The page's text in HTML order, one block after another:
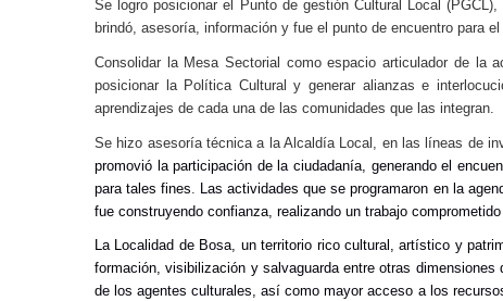
Se logro posicionar el Punto de gestión Cultural Local
brindó, asesoría, información y fue el punto de encuentro para
Consolidar la Mesa Sectorial como espacio articulador de la
posicionar la Política Cultural y generar alianzas e
aprendizajes de cada una de las comunidades que las integran.
Se hizo asesoría técnica a la Alcaldía Local, en las líneas de
promovió la participación de la ciudadanía, generando el
para tales fines
Las actividades que se programaron en la
fue construyendo confianza, realizando un trabajo
La Localidad de Bosa, un territorio rico cultural, artístico y
formación, visibilización y salvaguarda entre otras
de los agentes culturales, así como mayor acceso a los